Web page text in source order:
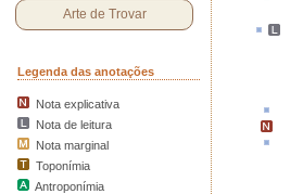
Arte de Trovar
Legenda das anotações
Nota explicativa
Nota de leitura
Nota marginal
Toponímia
Antroponímia